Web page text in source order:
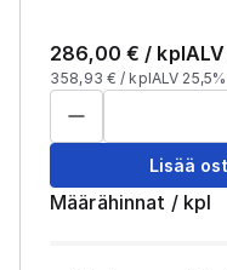
286,00 € / kpl
358,93 € / kplALV 25,5%
Lisää
Määrähinnat / kpl